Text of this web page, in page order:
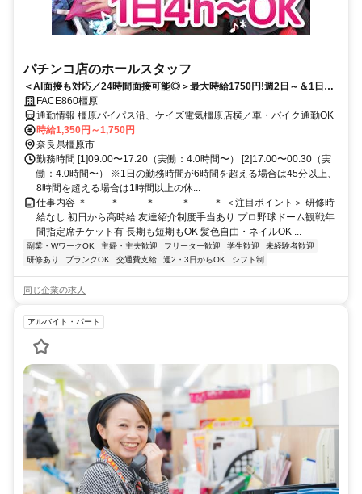
パチンコ店のホールスタッフ
＜AI面接も対応／24時間面接可能◎＞最大時給1750円!週2日～＆1日4h
～OK!玉箱運びナシで楽々!髪色自由・ネイルＯＫ!面接時、履歴書不要!
FACE860橿原
通勤情報 橿原バイパス沿、ケイズ電気橿原店横／車・バイク通勤OK
時給1,350円～1,750円
奈良県橿原市
勤務時間 [1]09:00〜17:20（実働：4.0時間〜） [2]17:00〜00:30（実
働：4.0時間〜） ※1日の勤務時間が6時間を超える場合は45分以上、
8時間を超える場合は1時間以上の休...
仕事内容 ＊――-＊-――-＊-――-＊-――＊ ＜注目ポイント＞ 研修時
給なし 初日から高時給 友達紹介制度手当あり プロ野球ドーム観戦年
間指定席チケット有 長期も短期もOK 髪色自由・ネイルOK ...
副業・WワークOK 主婦・主夫歓迎 フリーター歓迎 学生歓迎
未経験者歓迎
研修あり
ブランクOK 交通費支給 週2・3日からOK シフト制
同じ企業の求人
アルバイト・パート